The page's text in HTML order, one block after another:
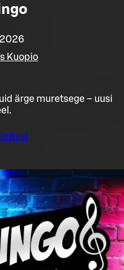
Kuopio
ärge muretsege – uusi